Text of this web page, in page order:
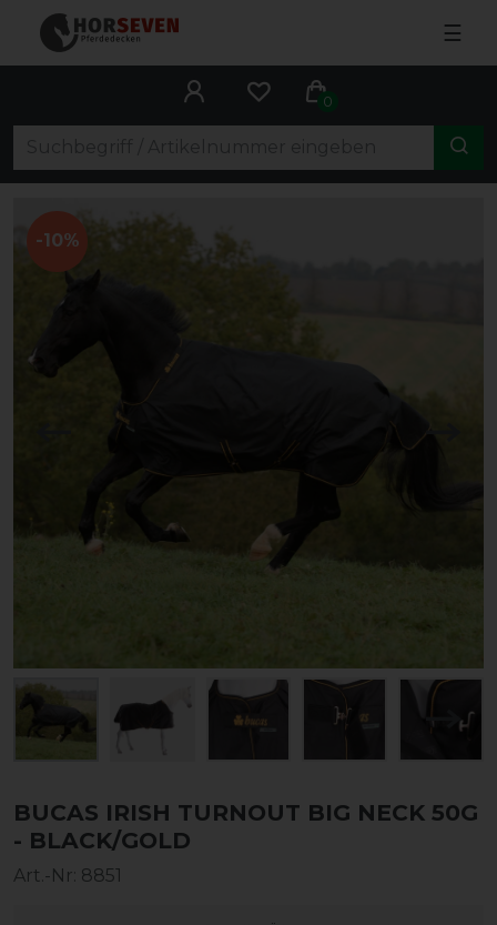
☰
0
-10%
BUCAS IRISH TURNOUT BIG NECK 50G
- BLACK/GOLD
Art.-Nr: 8851